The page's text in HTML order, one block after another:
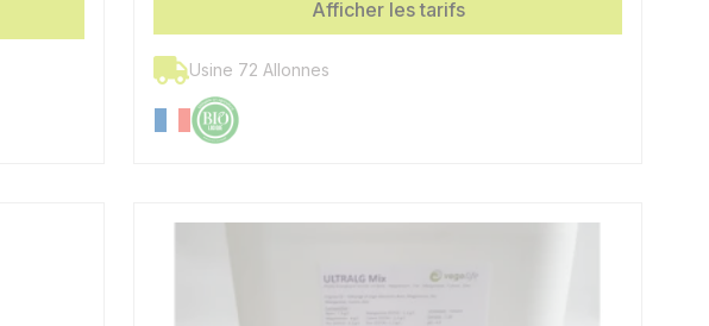
Afficher les tarifs
Usine 72 Allonnes